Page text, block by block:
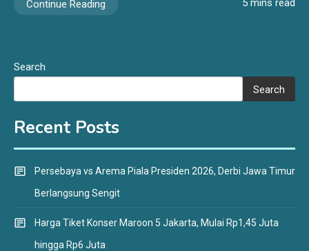
Continue Reading 5 mins read
Search
Search
Recent Posts
Persebaya vs Arema Piala Presiden 2026, Derbi Jawa Timur
Berlangsung Sengit
Harga Tiket Konser Maroon 5 Jakarta, Mulai Rp1,45 Juta
hingga Rp6 Juta